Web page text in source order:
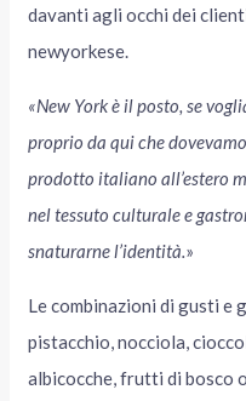
davanti agli occhi dei
newyorkese.
«New York è il posto, se
proprio da qui che
prodotto italiano all’estero
nel tessuto culturale e
snaturarne l’identità. »
Le combinazioni di gusti e
pistacchio, nocciola,
albicocche, frutti di bosco